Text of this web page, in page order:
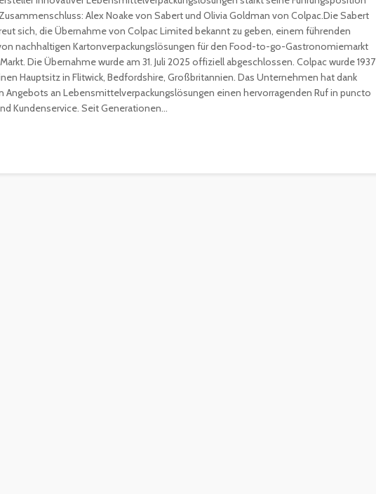
Alex Noake von Sabert und Olivia Goldman von Colpac.Die Sabert
sich, die Übernahme von Colpac Limited bekannt zu geben, einem führenden
nachhaltigen Kartonverpackungslösungen für den Food-to-go-Gastronomiemarkt
Die Übernahme wurde am 31. Juli 2025 offiziell abgeschlossen. Colpac wurde 1937
Hauptsitz in Flitwick, Bedfordshire, Großbritannien. Das Unternehmen hat dank
Angebots an Lebensmittelverpackungslösungen einen hervorragenden Ruf in puncto
Kundenservice. Seit Generationen...